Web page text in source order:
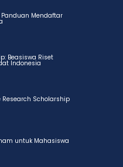
Mendaftar
Beasiswa Riset
Indonesia
Research Scholarship
untuk Mahasiswa